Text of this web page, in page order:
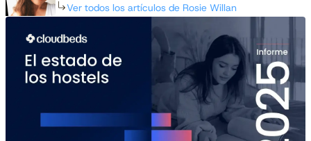
Ver todos los artículos de Rosie Willan